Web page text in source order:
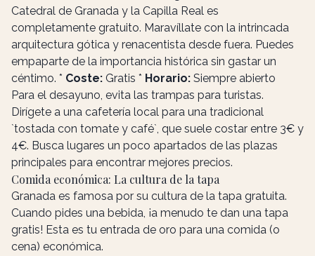
Catedral de Granada y la Capilla Real es
completamente gratuito. Maravíllate con la intrincada
arquitectura gótica y renacentista desde fuera. Puedes
empaparte de la importancia histórica sin gastar un
céntimo. * Coste: Gratis * Horario: Siempre abierto
Para el desayuno, evita las trampas para turistas.
Dirígete a una cafetería local para una tradicional
`tostada con tomate y café`, que suele costar entre 3€ y
4€. Busca lugares un poco apartados de las plazas
principales para encontrar mejores precios.
Comida económica: La cultura de la tapa
Granada es famosa por su cultura de la tapa gratuita.
Cuando pides una bebida, ¡a menudo te dan una tapa
gratis! Esta es tu entrada de oro para una comida (o
cena) económica.